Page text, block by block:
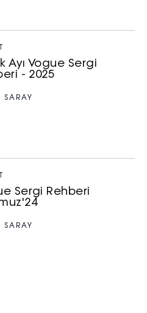
Ayı Vogue Sergi
- 2025
SARAY
Sergi Rehberi
SARAY